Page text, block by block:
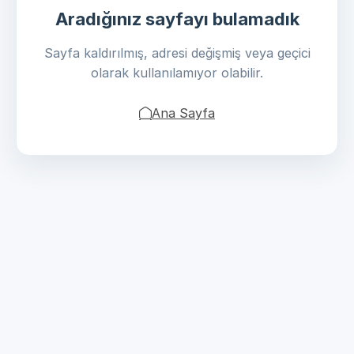
Aradığınız sayfayı bulamadık
Sayfa kaldırılmış, adresi değişmiş veya geçici
olarak kullanılamıyor olabilir.
Ana Sayfa